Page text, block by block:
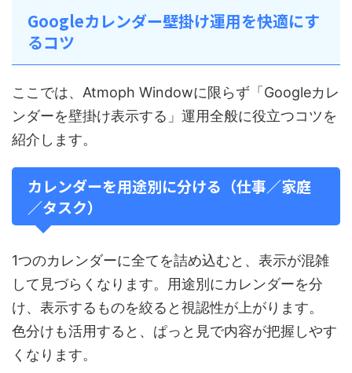
Googleカレンダー壁掛け運用を快適にす
るコツ
ここでは、Atmoph Windowに限らず「Googleカレ
ンダーを壁掛け表示する」運用全般に役立つコツを
紹介します。
カレンダーを用途別に分ける（仕事／家庭
／タスク）
1つのカレンダーに全てを詰め込むと、表示が混雑
して見づらくなります。用途別にカレンダーを分
け、表示するものを絞ると視認性が上がります。
色分けも活用すると、ぱっと見で内容が把握しやす
くなります。